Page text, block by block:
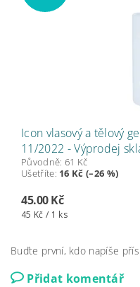
Icon vlasový a tělový
11/2022 - Výprodej
Původně: 61 Kč
Ušetříte: 16 Kč (–26 %)
45.00 Kč
45 Kč / 1 ks
Buďte první, kdo napíše
Přidat komentář